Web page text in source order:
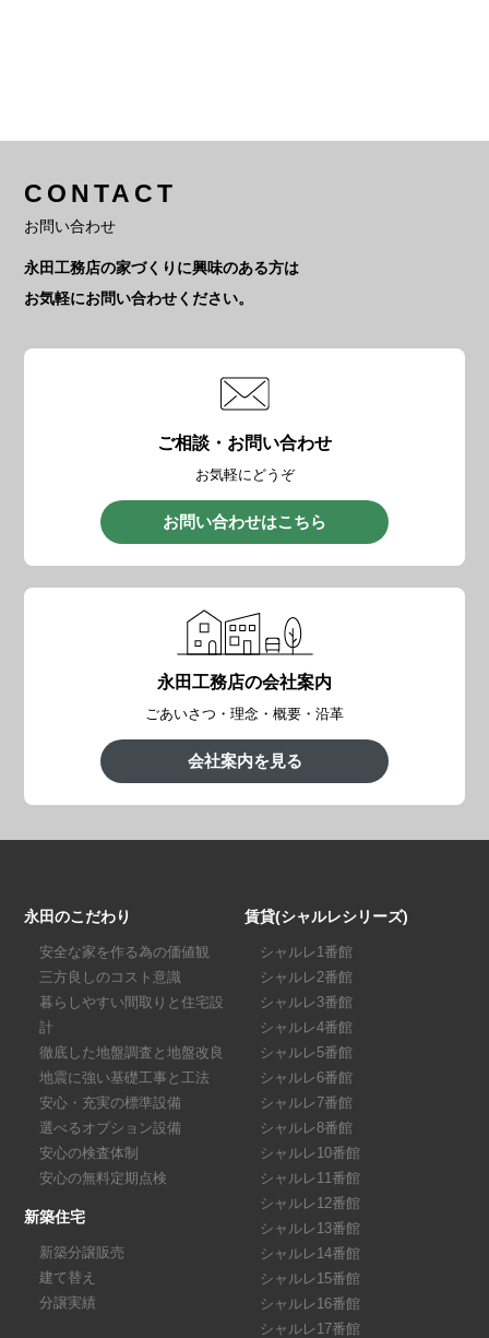
CONTACT
お問い合わせ
永田工務店の家づくりに興味のある方は
お気軽にお問い合わせください。
ご相談・お問い合わせ
お気軽にどうぞ
お問い合わせはこちら
永田工務店の会社案内
ごあいさつ・理念・概要・沿革
会社案内を見る
永田のこだわり
安全な家を作る為の価値観
三方良しのコスト意識
暮らしやすい間取りと住宅設
計
徹底した地盤調査と地盤改良
地震に強い基礎工事と工法
安心・充実の標準設備
選べるオプション設備
安心の検査体制
安心の無料定期点検
新築住宅
新築分譲販売
建て替え
分譲実績
賃貸(シャルレシリーズ)
シャルレ1番館
シャルレ2番館
シャルレ3番館
シャルレ4番館
シャルレ5番館
シャルレ6番館
シャルレ7番館
シャルレ8番館
シャルレ10番館
シャルレ11番館
シャルレ12番館
シャルレ13番館
シャルレ14番館
シャルレ15番館
シャルレ16番館
シャルレ17番館